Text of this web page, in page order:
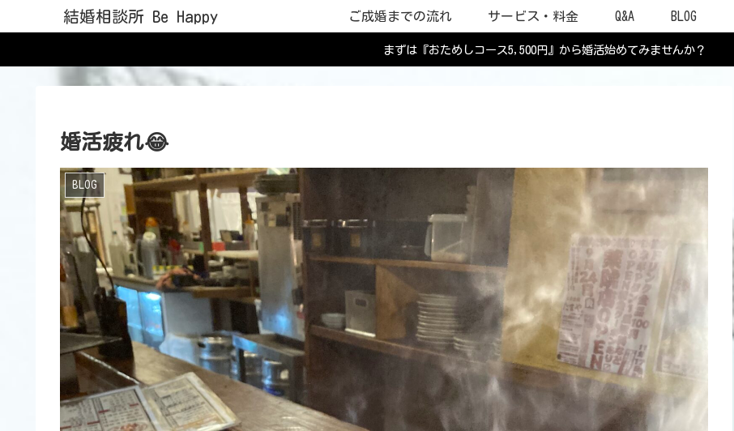
結婚相談所 Be Happy ご成婚までの流れ サービス・料金 Q&A BLOG
まずは『おためしコース5,500円』から婚活始めてみませんか？
婚活疲れ😂
BLOG